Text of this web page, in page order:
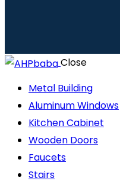
Close
Metal Building
Aluminum Windows
Kitchen Cabinet
Wooden Doors
Faucets
Stairs